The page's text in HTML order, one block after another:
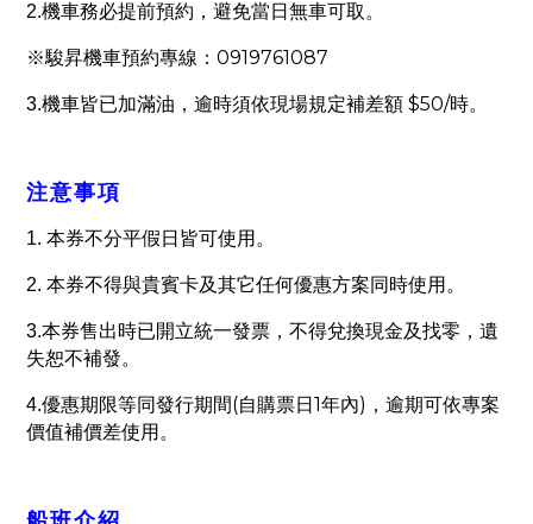
2.機車務必提前預約，避免當日無車可取。
※駿昇機車預約專線： 0919761087
3.機車皆已加滿油，逾時須依現場規定補差額 $50/時。
注意事項
1. 本券不分平假日皆可使用。
2. 本券不得與貴賓卡及其它任何優惠方案同時使用。
3.本券售出時已開立統一發票，不得兌換現金及找零，遺
失恕不補發。
4.優惠期限等同發行期間(自購票日 1年內) ，逾期可依專案
價值補價差使用。